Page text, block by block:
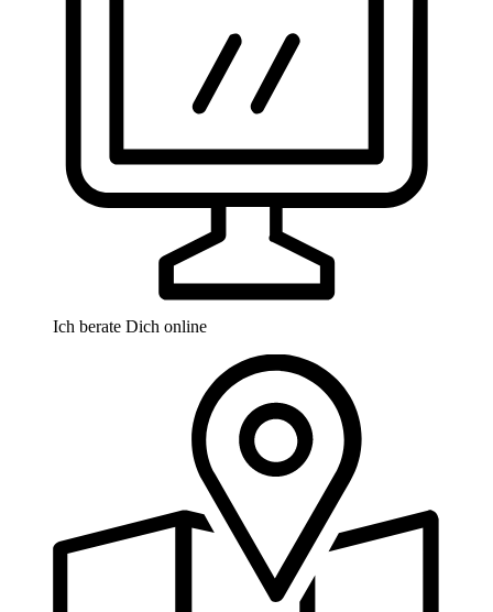
Ich berate Dich online